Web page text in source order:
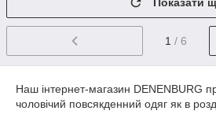
1 / 6
Наш інтернет-магазин DENENBURG
чоловічий повсякденний одяг як в